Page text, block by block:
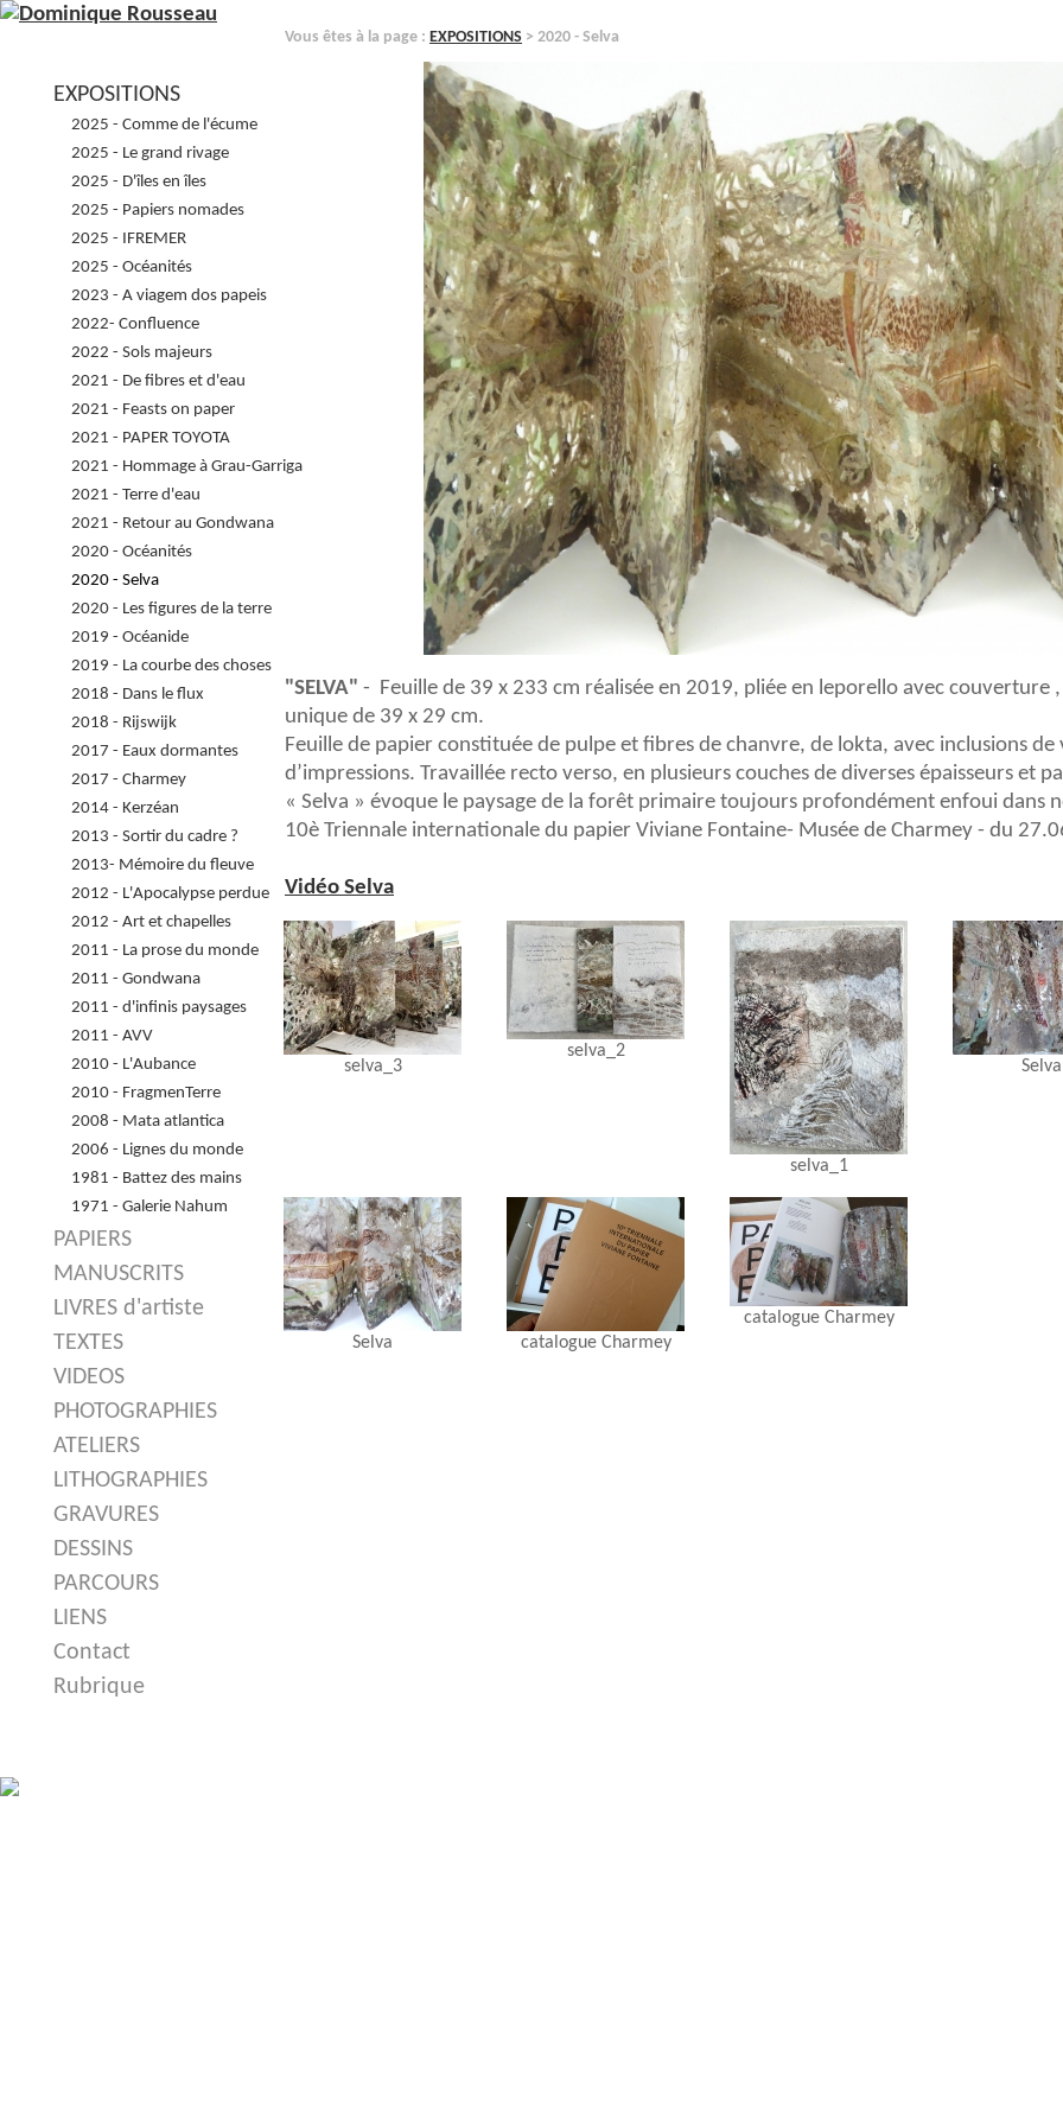
EXPOSITIONS
2025 - Comme de l'écume
2025 - Le grand rivage
2025 - D'îles en îles
2025 - Papiers nomades
2025 - IFREMER
2025 - Océanités
2023 - A viagem dos papeis
2022- Confluence
2022 - Sols majeurs
2021 - De fibres et d'eau
2021 - Feasts on paper
2021 - PAPER TOYOTA
2021 - Hommage à Grau-Garriga
2021 - Terre d'eau
2021 - Retour au Gondwana
2020 - Océanités
2020 - Selva
2020 - Les figures de la terre
2019 - Océanide
2019 - La courbe des choses
2018 - Dans le flux
2018 - Rijswijk
2017 - Eaux dormantes
2017 - Charmey
2014 - Kerzéan
2013 - Sortir du cadre ?
2013- Mémoire du fleuve
2012 - L'Apocalypse perdue
2012 - Art et chapelles
2011 - La prose du monde
2011 - Gondwana
2011 - d'infinis paysages
2011 - AVV
2010 - L'Aubance
2010 - FragmenTerre
2008 - Mata atlantica
2006 - Lignes du monde
1981 - Battez des mains
1971 - Galerie Nahum
PAPIERS
MANUSCRITS
LIVRES d'artiste
TEXTES
VIDEOS
PHOTOGRAPHIES
ATELIERS
LITHOGRAPHIES
GRAVURES
DESSINS
PARCOURS
LIENS
Contact
Rubrique
Vous êtes à la page : EXPOSITIONS > 2020 - Selva
"SELVA" - Feuille de 39 x 233 cm réalisée en 2019, pliée en leporello avec
unique de 39 x 29 cm.
Feuille de papier constituée de pulpe et fibres de chanvre, de lokta, avec inclusions
d’impressions. Travaillée recto verso, en plusieurs couches de diverses épaisseurs et
« Selva » évoque le paysage de la forêt primaire toujours profondément enfoui dans
10è Triennale internationale du papier Viviane Fontaine- Musée de Charmey - du
Vidéo Selva
selva_3
selva_2
selva_1
Selva
Selva catalogue Charmey
catalogue Charmey